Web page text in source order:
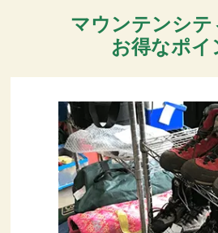
マウンテンシ
お得なポイ